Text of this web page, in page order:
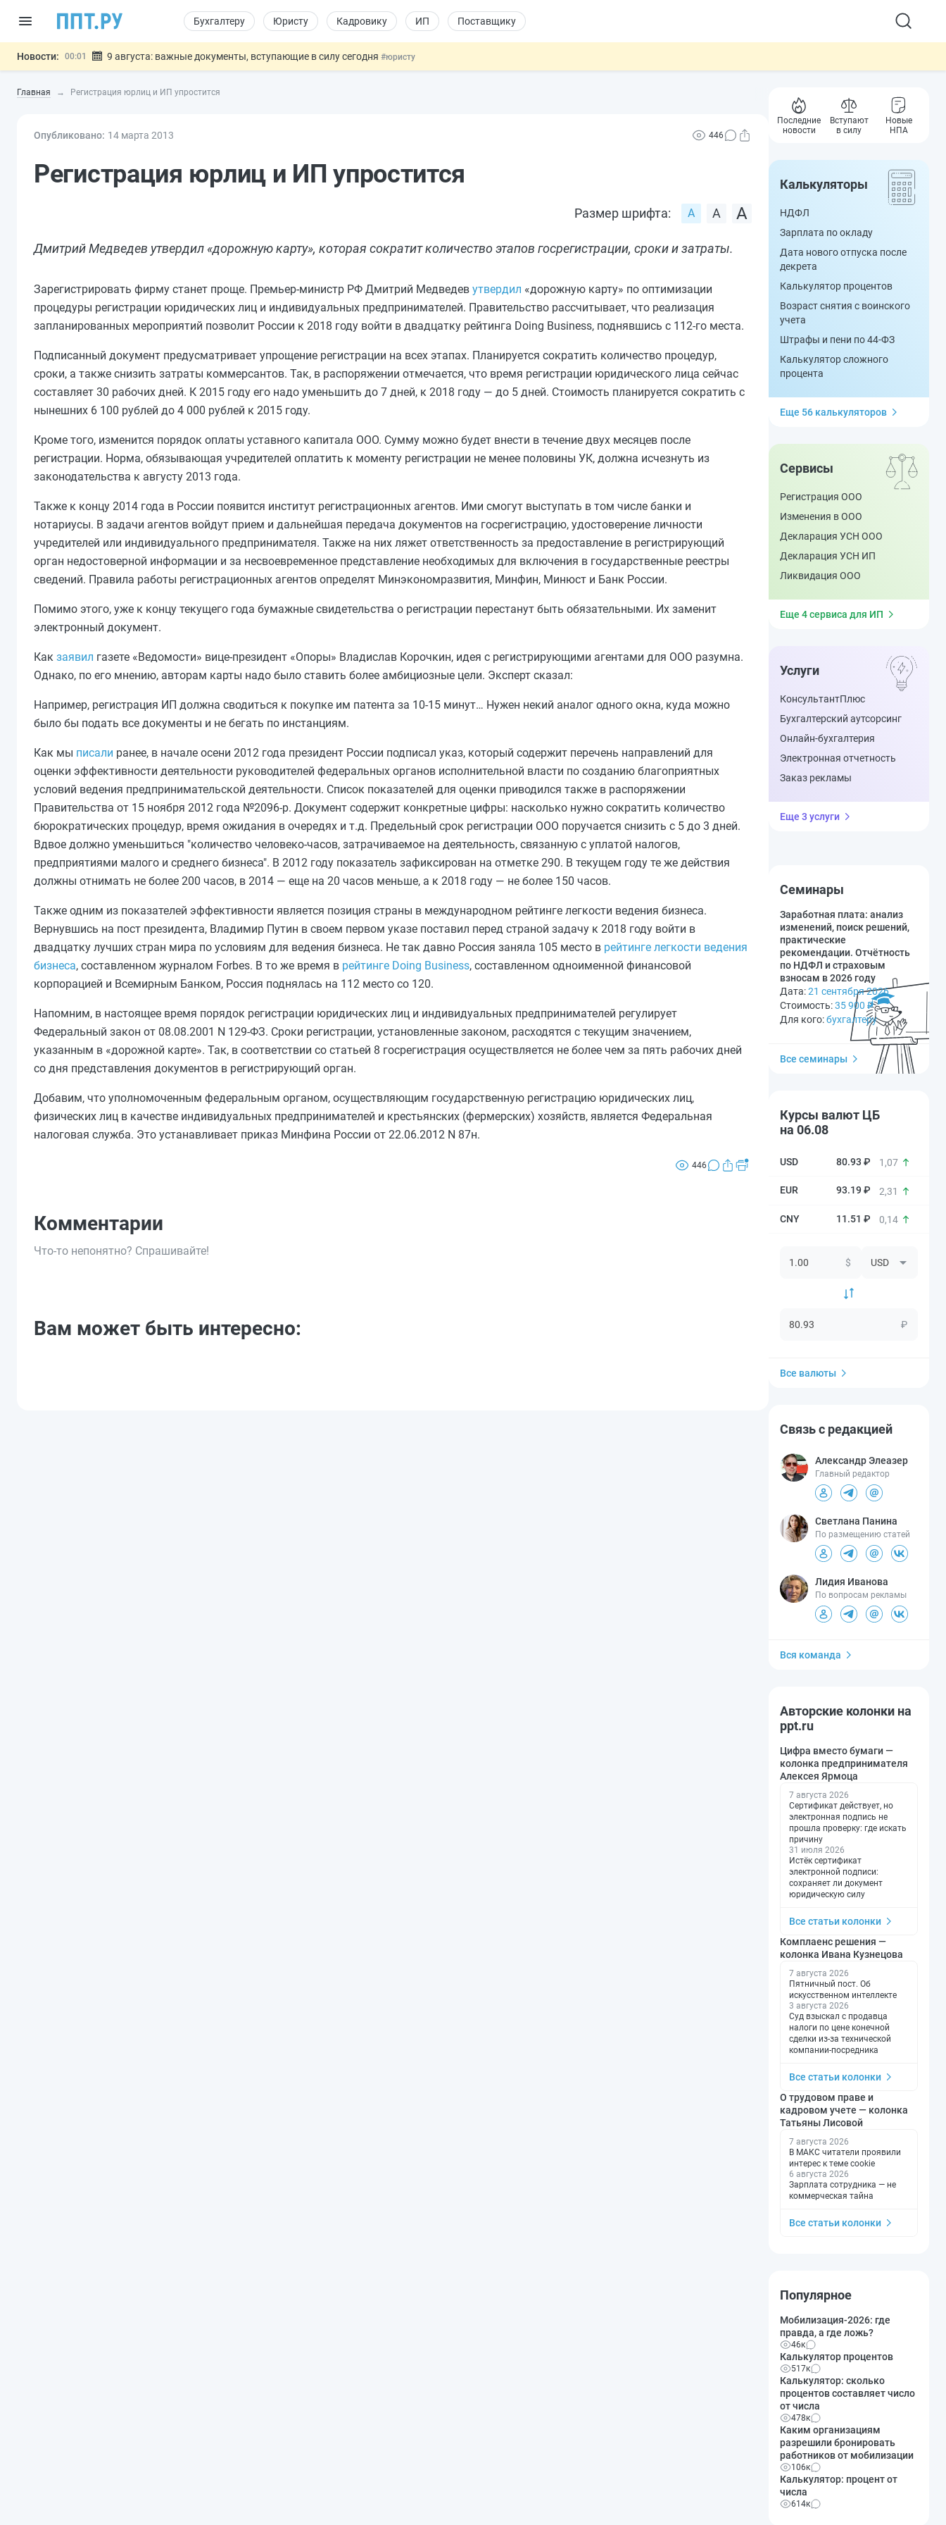
Бухгалтеру Юристу Кадровику ИП Поставщику
Новости: 00:01 9 августа: важные документы, вступающие в силу сегодня #юристу
07.08 Дистанционную работу беременных пропишут в ТК РФ
07.08
Важно Разработают единые критерии трудовых и ГПХ-отношений
Главная Регистрация юрлиц и ИП упростится
Опубликовано: 14 марта 2013 446
Регистрация юрлиц и ИП упростится
Размер шрифта:
Дмитрий Медведев утвердил «дорожную карту», которая сократит количество этапов госрегистрации, сроки и затраты.
Зарегистрировать фирму станет проще. Премьер-министр РФ Дмитрий Медведев утвердил «дорожную карту» по оптимизации
процедуры регистрации юридических лиц и индивидуальных предпринимателей. Правительство рассчитывает, что реализация
запланированных мероприятий позволит России к 2018 году войти в двадцатку рейтинга Doing Business, поднявшись с 112-го места.
Подписанный документ предусматривает упрощение регистрации на всех этапах. Планируется сократить количество процедур,
сроки, а также снизить затраты коммерсантов. Так, в распоряжении отмечается, что время регистрации юридического лица сейчас
составляет 30 рабочих дней. К 2015 году его надо уменьшить до 7 дней, к 2018 году — до 5 дней. Стоимость планируется сократить с
нынешних 6 100 рублей до 4 000 рублей к 2015 году.
Кроме того, изменится порядок оплаты уставного капитала ООО. Сумму можно будет внести в течение двух месяцев после
регистрации. Норма, обязывающая учредителей оплатить к моменту регистрации не менее половины УК, должна исчезнуть из
законодательства к августу 2013 года.
Также к концу 2014 года в России появится институт регистрационных агентов. Ими смогут выступать в том числе банки и
нотариусы. В задачи агентов войдут прием и дальнейшая передача документов на госрегистрацию, удостоверение личности
учредителей или индивидуального предпринимателя. Также на них ляжет ответственность за предоставление в регистрирующий
орган недостоверной информации и за несвоевременное представление необходимых для включения в государственные реестры
сведений. Правила работы регистрационных агентов определят Минэкономразвития, Минфин, Минюст и Банк России.
Помимо этого, уже к концу текущего года бумажные свидетельства о регистрации перестанут быть обязательными. Их заменит
электронный документ.
Как заявил газете «Ведомости» вице-президент «Опоры» Владислав Корочкин, идея с регистрирующими агентами для ООО разумна.
Однако, по его мнению, авторам карты надо было ставить более амбициозные цели. Эксперт сказал:
Например, регистрация ИП должна сводиться к покупке им патента за 10-15 минут… Нужен некий аналог одного окна, куда можно
было бы подать все документы и не бегать по инстанциям.
Как мы писали ранее, в начале осени 2012 года президент России подписал указ, который содержит перечень направлений для
оценки эффективности деятельности руководителей федеральных органов исполнительной власти по созданию благоприятных
условий ведения предпринимательской деятельности. Список показателей для оценки приводился также в распоряжении
Правительства от 15 ноября 2012 года №2096-р. Документ содержит конкретные цифры: насколько нужно сократить количество
бюрократических процедур, время ожидания в очередях и т.д. Предельный срок регистрации ООО поручается снизить с 5 до 3 дней.
Вдвое должно уменьшиться "количество человеко-часов, затрачиваемое на деятельность, связанную с уплатой налогов,
предприятиями малого и среднего бизнеса". В 2012 году показатель зафиксирован на отметке 290. В текущем году те же действия
должны отнимать не более 200 часов, в 2014 — еще на 20 часов меньше, а к 2018 году — не более 150 часов.
Также одним из показателей эффективности является позиция страны в международном рейтинге легкости ведения бизнеса.
Вернувшись на пост президента, Владимир Путин в своем первом указе поставил перед страной задачу к 2018 году войти в
двадцатку лучших стран мира по условиям для ведения бизнеса. Не так давно Россия заняла 105 место в рейтинге легкости ведения
бизнеса, составленном журналом Forbes. В то же время в рейтинге Doing Business, составленном одноименной финансовой
корпорацией и Всемирным Банком, Россия поднялась на 112 место со 120.
Напомним, в настоящее время порядок регистрации юридических лиц и индивидуальных предпринимателей регулирует
Федеральный закон от 08.08.2001 N 129-ФЗ. Сроки регистрации, установленные законом, расходятся с текущим значением,
указанным в «дорожной карте». Так, в соответствии со статьей 8 госрегистрация осуществляется не более чем за пять рабочих дней
со дня представления документов в регистрирующий орган.
Добавим, что уполномоченным федеральным органом, осуществляющим государственную регистрацию юридических лиц,
физических лиц в качестве индивидуальных предпринимателей и крестьянских (фермерских) хозяйств, является Федеральная
налоговая служба. Это устанавливает приказ Минфина России от 22.06.2012 N 87н.
446
Комментарии
Что-то непонятно? Спрашивайте!
Вам может быть интересно:
Последние
новости
Вступают
в силу
Новые
НПА
Калькуляторы
НДФЛ
Зарплата по окладу
Дата нового отпуска после
декрета
Калькулятор процентов
Возраст снятия с воинского
учета
Штрафы и пени по 44-ФЗ
Калькулятор сложного
процента
Еще 56 калькуляторов
Сервисы
Регистрация ООО
Изменения в ООО
Декларация УСН ООО
Декларация УСН ИП
Ликвидация ООО
Еще 4 сервиса для ИП
Услуги
КонсультантПлюс
Бухгалтерский аутсорсинг
Онлайн-бухгалтерия
Электронная отчетность
Заказ рекламы
Еще 3 услуги
Семинары
Заработная плата: анализ
изменений, поиск решений,
практические
рекомендации. Отчётность
по НДФЛ и страховым
взносам в 2026 году
Дата:21 сентября 2026
Стоимость:35 900 ₽
Для кого:бухгалтеру
Все семинары
Курсы валют ЦБ
на 06.08
80.93 ₽ 1,07
93.19 ₽ 2,31
11.51 ₽ 0,14
$
₽
Все валюты
Связь с редакцией
Александр Элеазер
Главный редактор
Светлана Панина
По размещению статей
Лидия Иванова
По вопросам рекламы
Вся команда
Авторские колонки на
ppt.ru
Цифра вместо бумаги —
колонка предпринимателя
Алексея Ярмоца
7 августа 2026
Сертификат действует, но
электронная подпись не
прошла проверку: где искать
причину
31 июля 2026
Истёк сертификат
электронной подписи:
сохраняет ли документ
юридическую силу
Все статьи колонки
Комплаенс решения —
колонка Ивана Кузнецова
7 августа 2026
Пятничный пост. Об
искусственном интеллекте
3 августа 2026
Суд взыскал с продавца
налоги по цене конечной
сделки из-за технической
компании-посредника
Все статьи колонки
О трудовом праве и
кадровом учете — колонка
Татьяны Лисовой
7 августа 2026
В МАКС читатели проявили
интерес к теме cookie
6 августа 2026
Зарплата сотрудника — не
коммерческая тайна
Все статьи колонки
Популярное
Мобилизация-2026: где
правда, а где ложь?
46к
Калькулятор процентов
517к
Калькулятор: сколько
процентов составляет число
от числа
478к
Каким организациям
разрешили бронировать
работников от мобилизации
106к
Калькулятор: процент от
числа
614к